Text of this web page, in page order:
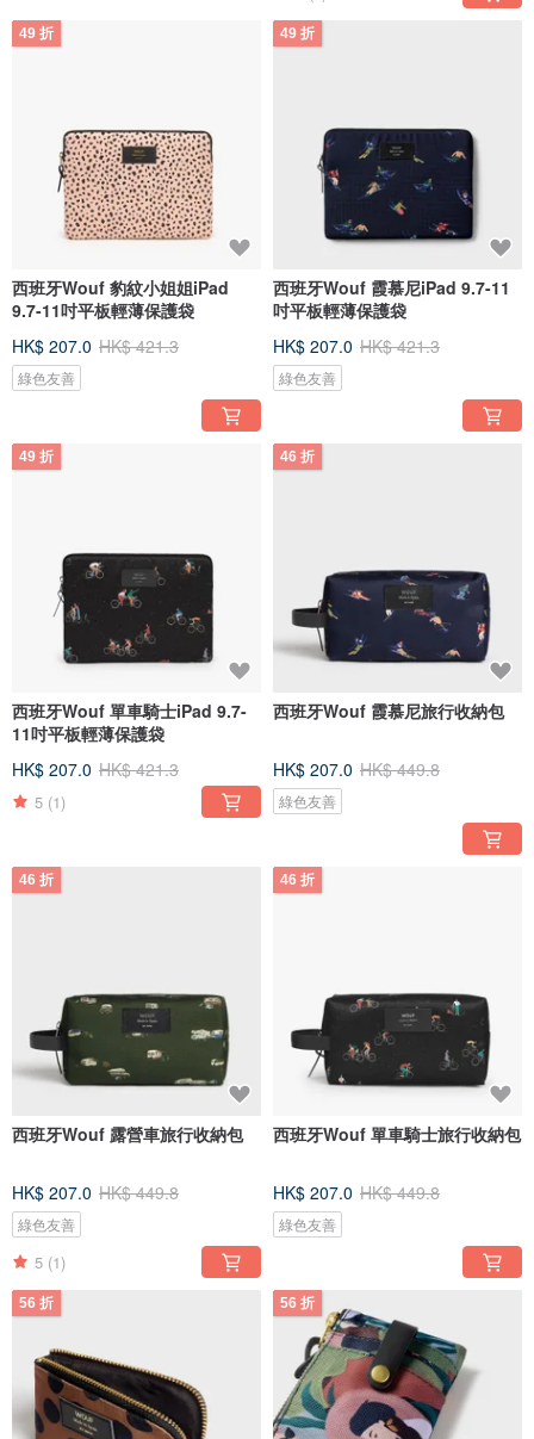
49 折
西班牙Wouf 豹紋小姐姐iPad
9.7-11吋平板輕薄保護袋
HK$ 207.0 HK$ 421.3
綠色友善
49 折
西班牙Wouf 霞慕尼iPad 9.7-11
吋平板輕薄保護袋
HK$ 207.0 HK$ 421.3
綠色友善
49 折
西班牙Wouf 單車騎士iPad 9.7-
11吋平板輕薄保護袋
HK$ 207.0 HK$ 421.3
5 (1)
46 折
西班牙Wouf 霞慕尼旅行收納包
HK$ 207.0 HK$ 449.8
綠色友善
46 折
西班牙Wouf 露營車旅行收納包
HK$ 207.0 HK$ 449.8
綠色友善
5 (1)
46 折
西班牙Wouf 單車騎士旅行收納包
HK$ 207.0 HK$ 449.8
綠色友善
56 折 56 折